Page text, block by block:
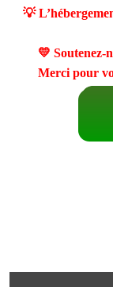
💡
💛 Soutenez-
Merci pour